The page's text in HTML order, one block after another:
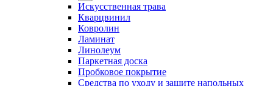
Искусственная трава
Кварцвинил
Ковролин
Ламинат
Линолеум
Паркетная доска
Пробковое покрытие
Средства по уходу и защите напольных